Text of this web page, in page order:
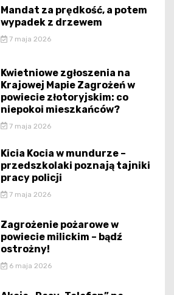
Mandat za prędkość, a potem
wypadek z drzewem
7 maja 2026
Kwietniowe zgłoszenia na
Krajowej Mapie Zagrożeń w
powiecie złotoryjskim: co
niepokoi mieszkańców?
7 maja 2026
Kicia Kocia w mundurze –
przedszkolaki poznają tajniki
pracy policji
7 maja 2026
Zagrożenie pożarowe w
powiecie milickim – bądź
ostrożny!
6 maja 2026